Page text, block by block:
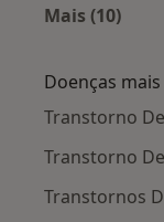
Mais (10)
Doenças
Transtorno
Transtorno
Transtornos